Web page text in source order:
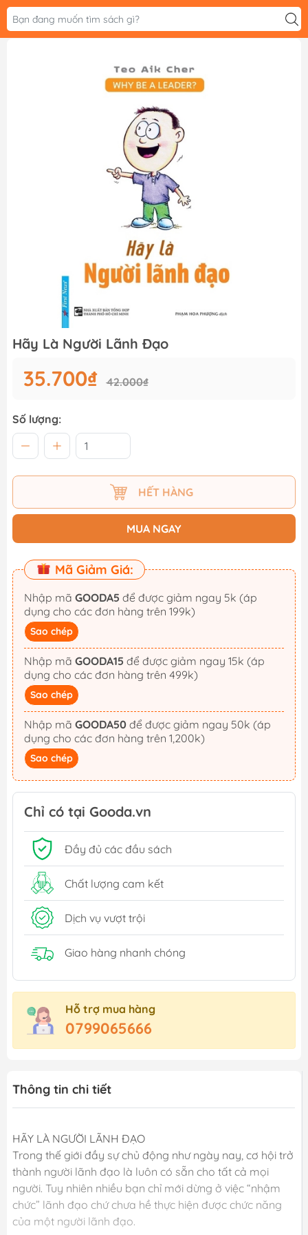
Hãy Là Người Lãnh Đạo
35.700₫ 42.000₫
Số lượng:
HẾT HÀNG
MUA NGAY
Mã Giảm Giá:
Nhập mã GOODA5
dụng cho các đơn hàng trên 199k)
Sao chép
Nhập mã GOODA15
dụng cho các đơn hàng trên 499k)
Sao chép
Nhập mã GOODA50
dụng cho các đơn hàng trên 1,200k)
Sao chép
Chỉ có tại Gooda.vn
Đầy đủ các đầu sách
Chất lượng cam kết
Dịch vụ vượt trội
Giao hàng nhanh chóng
Hỗ trợ mua hàng
0799065666
Thông tin chi tiết
HÃY LÀ NGƯỜI LÃNH ĐẠO
Trong thế giới đầy sự chủ động như ngày nay, cơ hội trở
thành người lãnh đạo là luôn có sẵn cho tất cả mọi
người. Tuy nhiên nhiều bạn chỉ mới dừng ở việc “nhậm
chức” lãnh đạo chứ chưa hề thực hiện được chức năng
của một người lãnh đạo.